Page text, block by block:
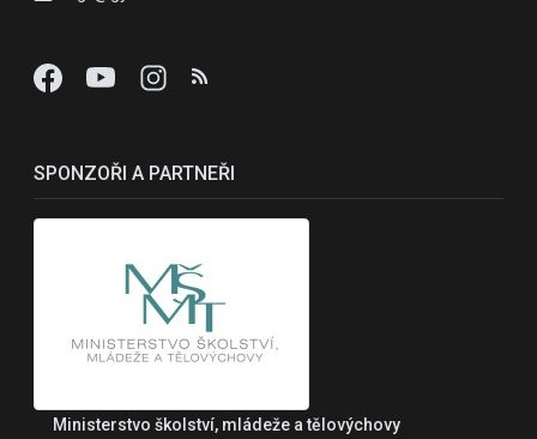
SPONZOŘI A PARTNEŘI
Ministerstvo školství, mládeže a tělovýchovy